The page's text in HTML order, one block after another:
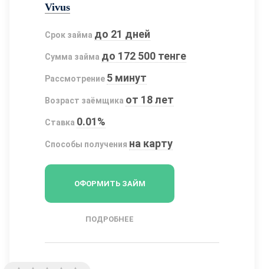
Vivus
Срок займа до 21 дней
Сумма займа до 172 500 тенге
Рассмотрение 5 минут
Возраст заёмщика от 18 лет
Ставка 0.01%
Способы получения на карту
ОФОРМИТЬ ЗАЙМ
ПОДРОБНЕЕ